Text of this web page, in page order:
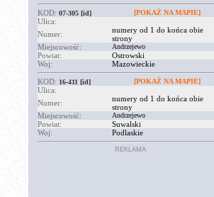
KOD: 07-305 [id] [POKAŻ NA MAPIE]
Ulica:
Numer:
numery od 1 do końca obie
strony
Miejscowość:
Andrzejewo
Powiat:
Ostrowski
Woj:
Mazowieckie
KOD: 16-411 [id] [POKAŻ NA MAPIE]
Ulica:
Numer:
numery od 1 do końca obie
strony
Miejscowość:
Andrzejewo
Powiat:
Suwalski
Woj:
Podlaskie
REKLAMA